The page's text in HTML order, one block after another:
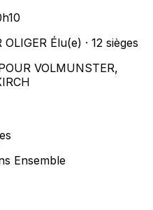
OLIGER Élu(e) · 12 sièges
VOLMUNSTER,
Ensemble